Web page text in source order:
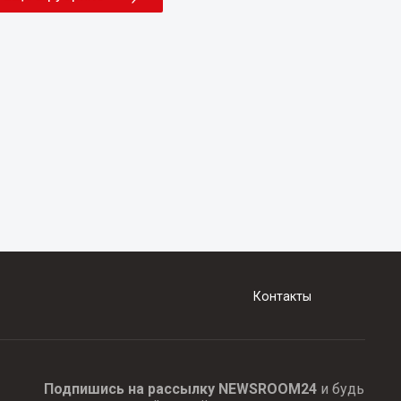
Контакты
Подпишись на рассылку NEWSROOM24и будь